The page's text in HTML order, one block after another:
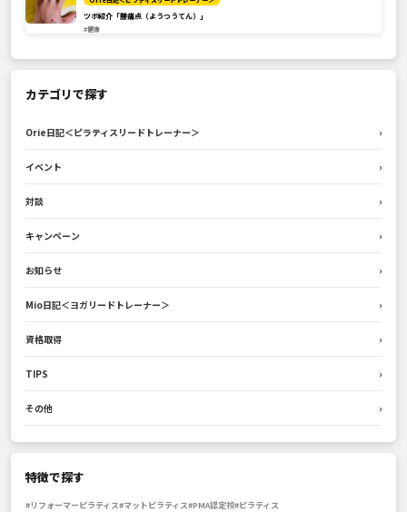
ツボ紹介「腰痛点（ようつうてん）」
#健康
カテゴリで探す
Orie日記＜ピラティスリードトレーナー＞ ›
イベント ›
対談 ›
キャンペーン ›
お知らせ ›
Mio日記＜ヨガリードトレーナー＞ ›
資格取得 ›
TIPS ›
その他 ›
特徴で探す
#リフォーマーピラティス#マットピラティス#PMA認定校#ピラティス